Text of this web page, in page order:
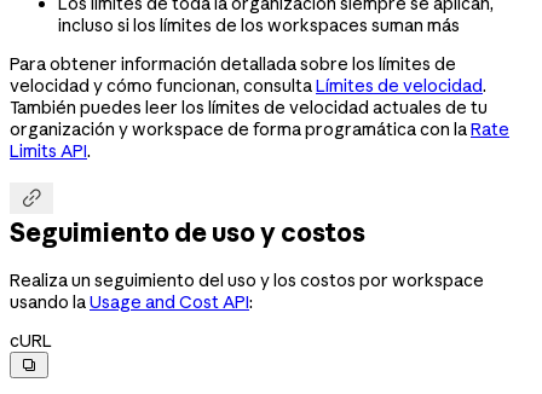
incluso si los límites de los workspaces suman más
Para obtener información detallada sobre los límites de
velocidad y cómo funcionan, consultaLímites de velocidad.
También puedes leer los límites de velocidad actuales de tu
organización y workspace de forma programática con laRate
Limits API.

Seguimiento de uso y costos
Realiza un seguimiento del uso y los costos por workspace
usando laUsage and Cost API:
cURL
